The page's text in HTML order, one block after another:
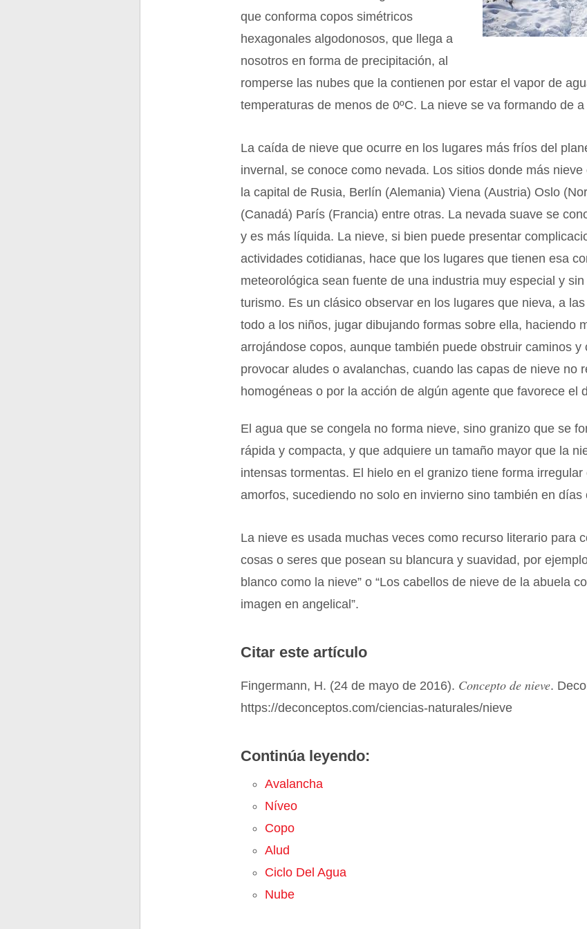
que conforma copos simétricos
hexagonales algodonosos, que llega a
nosotros en forma de precipitación, al
romperse las nubes que la contienen por estar el vapor de
temperaturas de menos de 0ºC. La nieve se va formando de a
La caída de nieve que ocurre en los lugares más fríos del
invernal, se conoce como nevada. Los sitios donde más nieve
la capital de Rusia, Berlín (Alemania) Viena (Austria) Oslo
(Canadá) París (Francia) entre otras. La nevada suave se
y es más líquida. La nieve, si bien puede presentar
actividades cotidianas, hace que los lugares que tienen esa
meteorológica sean fuente de una industria muy especial y sin
turismo. Es un clásico observar en los lugares que nieva, a
todo a los niños, jugar dibujando formas sobre ella, haciendo
arrojándose copos, aunque también puede obstruir caminos y
provocar aludes o avalanchas, cuando las capas de nieve no
homogéneas o por la acción de algún agente que favorece el
El agua que se congela no forma nieve, sino granizo que se
rápida y compacta, y que adquiere un tamaño mayor que la
intensas tormentas. El hielo en el granizo tiene forma
amorfos, sucediendo no solo en invierno sino también en días
La nieve es usada muchas veces como recurso literario para
cosas o seres que posean su blancura y suavidad, por
blanco como la nieve” o “Los cabellos de nieve de la abuela
imagen en angelical”.
Citar este artículo
Fingermann, H. (24 de mayo de 2016). Concepto de nieve.
https://deconceptos.com/ciencias-naturales/nieve
Continúa leyendo:
Avalancha
Níveo
Copo
Alud
Ciclo Del Agua
Nube